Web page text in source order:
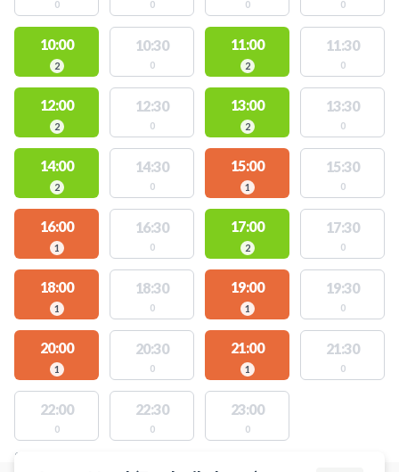
0 0 0 0
10:00
2
10:30
0
11:00
2
11:30
0
12:00
2
12:30
0
13:00
2
13:30
0
14:00
2
14:30
0
15:00
1
15:30
0
16:00
1
16:30
0
17:00
2
17:30
0
18:00
1
18:30
0
19:00
1
19:30
0
20:00
1
20:30
0
21:00
1
21:30
0
22:00
0
22:30
0
23:00
0
STEDER MED LEDIGE AKTIVITETER